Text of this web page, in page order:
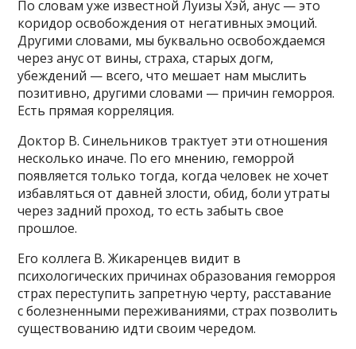
По словам уже известной Луизы Хэй, анус — это
коридор освобождения от негативных эмоций.
Другими словами, мы буквально освобождаемся
через анус от вины, страха, старых догм,
убеждений — всего, что мешает нам мыслить
позитивно, другими словами — причин геморроя.
Есть прямая корреляция.
Доктор В. Синельников трактует эти отношения
несколько иначе. По его мнению, геморрой
появляется только тогда, когда человек не хочет
избавляться от давней злости, обид, боли утраты
через задний проход, то есть забыть свое
прошлое.
Его коллега В. Жикаренцев видит в
психологических причинах образования геморроя
страх переступить запретную черту, расставание
с болезненными переживаниями, страх позволить
существованию идти своим чередом.